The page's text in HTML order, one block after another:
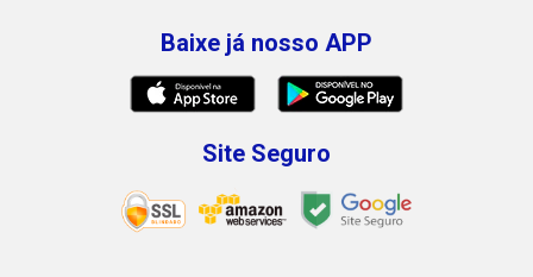
Baixe já nosso APP
Site Seguro